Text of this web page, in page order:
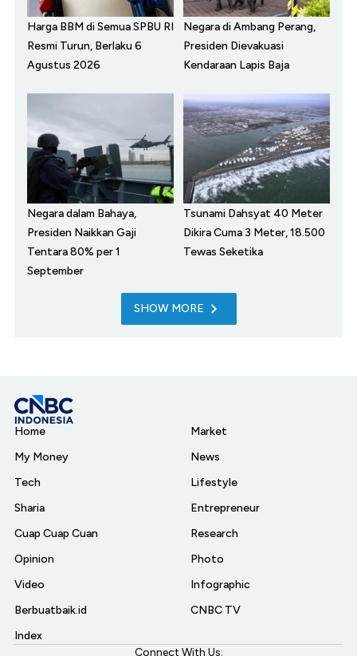
Harga BBM di Semua SPBU RI
Resmi Turun, Berlaku 6
Agustus 2026
Negara di Ambang Perang,
Presiden Dievakuasi
Kendaraan Lapis Baja
Negara dalam Bahaya,
Presiden Naikkan Gaji
Tentara 80% per 1
September
Tsunami Dahsyat 40 Meter
Dikira Cuma 3 Meter, 18.500
Tewas Seketika
SHOW MORE
Home
My Money
Tech
Sharia
Cuap Cuap Cuan
Opinion
Video
Berbuatbaik.id
Index
Market
News
Lifestyle
Entrepreneur
Research
Photo
Infographic
CNBC TV
Connect With Us: